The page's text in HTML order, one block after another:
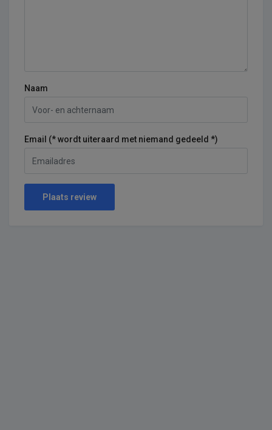
Naam
Email (* wordt uiteraard met niemand gedeeld *)
Plaats review